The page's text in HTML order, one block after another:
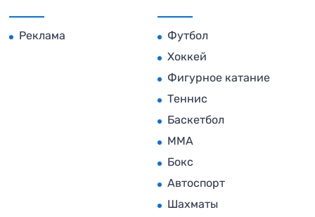
Реклама
Футбол
Хоккей
Фигурное катание
Теннис
Баскетбол
MMA
Бокс
Автоспорт
Шахматы